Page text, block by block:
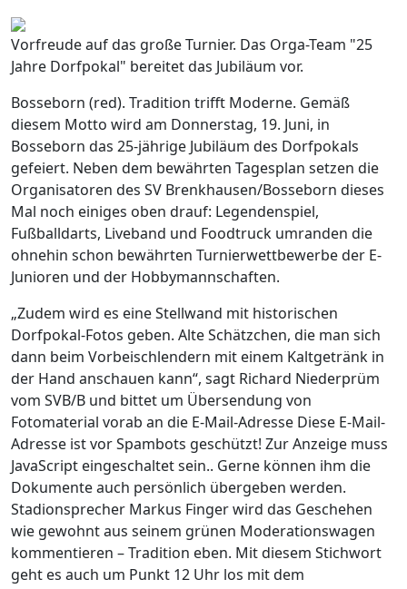
Vorfreude auf das große Turnier. Das Orga-Team "25
Jahre Dorfpokal" bereitet das Jubiläum vor.
Bosseborn (red). Tradition trifft Moderne. Gemäß
diesem Motto wird am Donnerstag, 19. Juni, in
Bosseborn das 25-jährige Jubiläum des Dorfpokals
gefeiert. Neben dem bewährten Tagesplan setzen die
Organisatoren des SV Brenkhausen/Bosseborn dieses
Mal noch einiges oben drauf: Legendenspiel,
Fußballdarts, Liveband und Foodtruck umranden die
ohnehin schon bewährten Turnierwettbewerbe der E-
Junioren und der Hobbymannschaften.
„Zudem wird es eine Stellwand mit historischen
Dorfpokal-Fotos geben. Alte Schätzchen, die man sich
dann beim Vorbeischlendern mit einem Kaltgetränk in
der Hand anschauen kann“, sagt Richard Niederprüm
vom SVB/B und bittet um Übersendung von
Fotomaterial vorab an die E-Mail-Adresse Diese E-Mail-
Adresse ist vor Spambots geschützt! Zur Anzeige muss
JavaScript eingeschaltet sein.. Gerne können ihm die
Dokumente auch persönlich übergeben werden.
Stadionsprecher Markus Finger wird das Geschehen
wie gewohnt aus seinem grünen Moderationswagen
kommentieren – Tradition eben. Mit diesem Stichwort
geht es auch um Punkt 12 Uhr los mit dem